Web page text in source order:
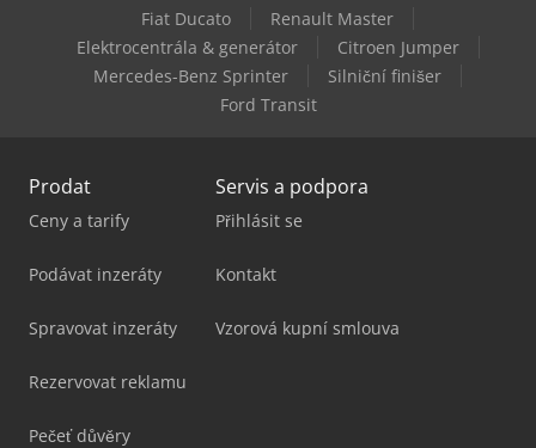
Holzkraft Vps 2251 Vr Ed
Holzkraft Zaa 2863 Af
Fiat Ducato
Renault Master
Elektrocentrála & generátor
Citroen Jumper
Mercedes-Benz Sprinter
Silniční finišer
Ford Transit
Prodat
Ceny a tarify
Podávat inzeráty
Spravovat inzeráty
Rezervovat reklamu
Pečeť důvěry
Servis a podpora
Přihlásit se
Kontakt
Vzorová kupní smlouva